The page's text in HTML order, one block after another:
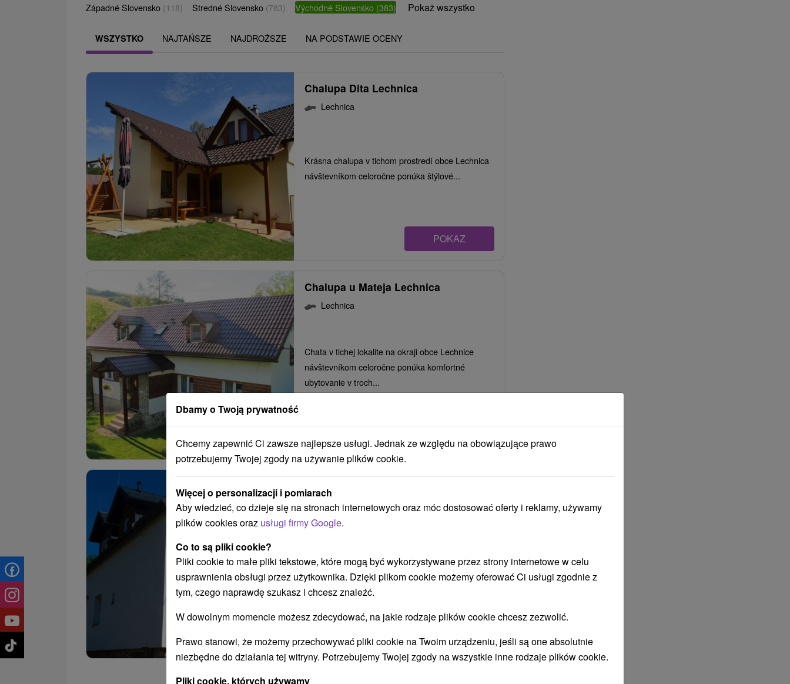
Západné Slovensko (118) Stredné Slovensko (783) Východné Slovensko (383) Pokaż wszystko
WSZYSTKO NAJTAŃSZE NAJDROŻSZE NA PODSTAWIE OCENY
Chalupa Dita Lechnica
Lechnica
Krásna chalupa v tichom prostredí obce Lechnica
návštevníkom celoročne ponúka štýlové...
POKAZ
Chalupa u Mateja Lechnica
Lechnica
Chata v tichej lokalite na okraji obce Lechnice
návštevníkom celoročne ponúka komfortné
ubytovanie v troch...
POKAZ
Chalupa Anna Lechnica
Lechnica
národného parku, v obci Lechnica, ponúka
útulné...
POKAZ
Dbamy o Twoją prywatność
Chcemy zapewnić Ci zawsze najlepsze usługi. Jednak ze względu na obowiązujące prawo
potrzebujemy Twojej zgody na używanie plików cookie.
Więcej o personalizacji i pomiarach
Aby wiedzieć, co dzieje się na stronach internetowych oraz móc dostosować oferty i reklamy, używamy
plików cookies oraz usługi firmy Google.
Co to są pliki cookie?
Pliki cookie to małe pliki tekstowe, które mogą być wykorzystywane przez strony internetowe w celu
usprawnienia obsługi przez użytkownika. Dzięki plikom cookie możemy oferować Ci usługi zgodnie z
tym, czego naprawdę szukasz i chcesz znaleźć.
W dowolnym momencie możesz zdecydować, na jakie rodzaje plików cookie chcesz zezwolić.
Prawo stanowi, że możemy przechowywać pliki cookie na Twoim urządzeniu, jeśli są one absolutnie
niezbędne do działania tej witryny. Potrzebujemy Twojej zgody na wszystkie inne rodzaje plików cookie.
Pliki cookie, których używamy